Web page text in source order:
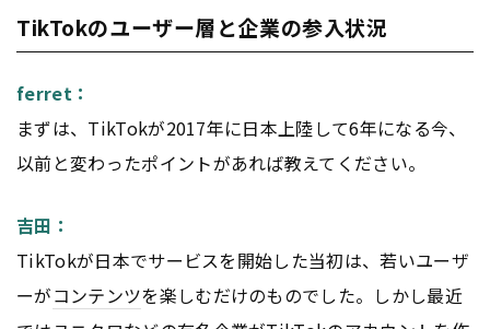
TikTokのユーザー層と企業の参入状況
ferret：
まずは、TikTokが2017年に日本上陸して6年になる今、
以前と変わったポイントがあれば教えてください。
吉田：
TikTokが日本でサービスを開始した当初は、若いユーザ
ーがコンテンツを楽しむだけのものでした。しかし最近